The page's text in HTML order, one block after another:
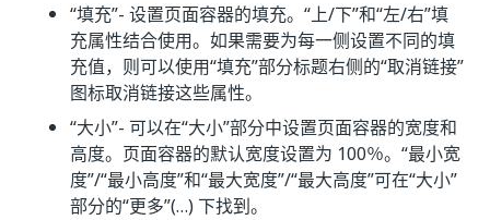
“填充”- 设置页面容器的填充。“上/下”和“左/右”填
充属性结合使用。如果需要为每一侧设置不同的填
充值，则可以使用“填充”部分标题右侧的“取消链接”
图标取消链接这些属性。
“大小”- 可以在“大小”部分中设置页面容器的宽度和
高度。页面容器的默认宽度设置为 100％。“最小宽
度”/“最小高度”和“最大宽度”/“最大高度”可在“大小”
部分的“更多”(…) 下找到。